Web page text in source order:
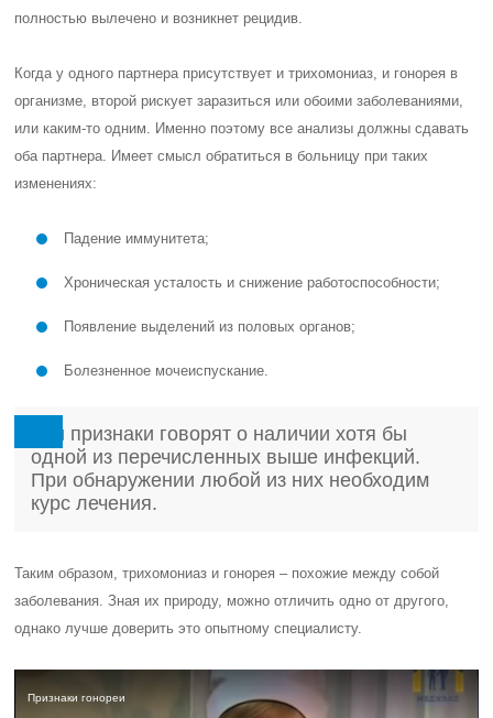
полностью вылечено и возникнет рецидив.
Когда у одного партнера присутствует и трихомониаз, и гонорея в
организме, второй рискует заразиться или обоими заболеваниями,
или каким-то одним. Именно поэтому все анализы должны сдавать
оба партнера. Имеет смысл обратиться в больницу при таких
изменениях:
Падение иммунитета;
Хроническая усталость и снижение работоспособности;
Появление выделений из половых органов;
Болезненное мочеиспускание.
Эти признаки говорят о наличии хотя бы
одной из перечисленных выше инфекций.
При обнаружении любой из них необходим
курс лечения.
Таким образом, трихомониаз и гонорея – похожие между собой
заболевания. Зная их природу, можно отличить одно от другого,
однако лучше доверить это опытному специалисту.
Признаки гонореи